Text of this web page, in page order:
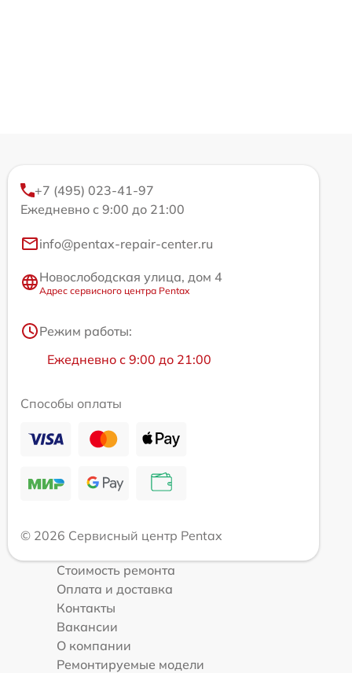
+7 (495) 023-41-97
Ежедневно с 9:00 до 21:00
info@pentax-repair-center.ru
Новослободская улица, дом 4
Адрес сервисного центра Pentax
Режим работы:
Ежедневно с 9:00 до 21:00
Способы оплаты
© 2026 Сервисный центр Pentax
Стоимость ремонта
Оплата и доставка
Контакты
Вакансии
О компании
Ремонтируемые модели